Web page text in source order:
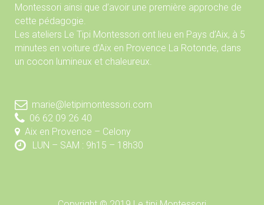
Montessori ainsi que d’avoir une première approche de
cette pédagogie.
Les ateliers Le Tipi Montessori ont lieu en Pays d’Aix, à 5
minutes en voiture d’Aix en Provence La Rotonde, dans
un cocon lumineux et chaleureux.
marie@letipimontessori.com
06 62 09 26 40
Aix en Provence – Celony
LUN – SAM : 9h15 – 18h30